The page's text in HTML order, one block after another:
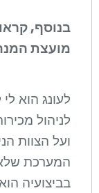
בנוסף,
מועצת
לניהול
ועל הצוות
המערכת
בביצועיה